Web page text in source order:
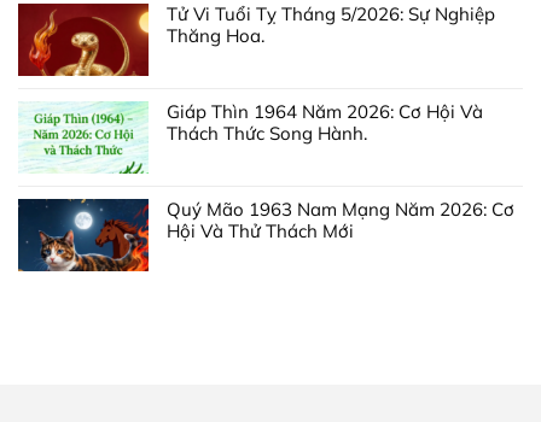
Tử Vi Tuổi Tỵ Tháng 5/2026: Sự Nghiệp
Thăng Hoa.
Giáp Thìn 1964 Năm 2026: Cơ Hội Và
Thách Thức Song Hành.
Quý Mão 1963 Nam Mạng Năm 2026: Cơ
Hội Và Thử Thách Mới